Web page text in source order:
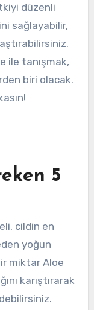
düzenli
sağlayabilir,
ile tanışmak,
biri olacak.
5
cildin en
yoğun
miktar Aloe
karıştırarak